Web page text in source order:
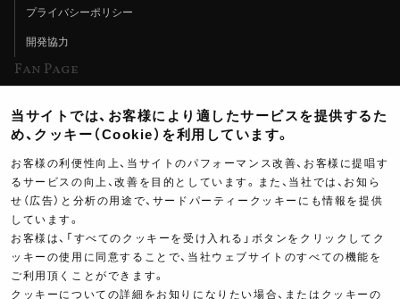
プライバシーポリシー
開発協力
Fan Page
ヨシムラTV
イベント情報
イベントスケジュール
ツーリングブレイクタイム
製品ポスター
当サイトでは、お客様により適したサービスを提供するた
め、クッキー（Cookie）を利用しています。
お客様の利便性向上、当サイトのパフォーマンス改善、お客様に提唱す
るサービスの向上、改善を目的としています。また、当社では、お知ら
せ（広告）と分析の用途で、サードパーティークッキーにも情報を提供
しています。
お客様は、「すべてのクッキーを受け入れる」ボタンをクリックしてク
ッキーの使用に同意することで、当社ウェブサイトのすべての機能を
ご利用頂くことができます。
クッキーについての詳細をお知りになりたい場合、またはクッキーの